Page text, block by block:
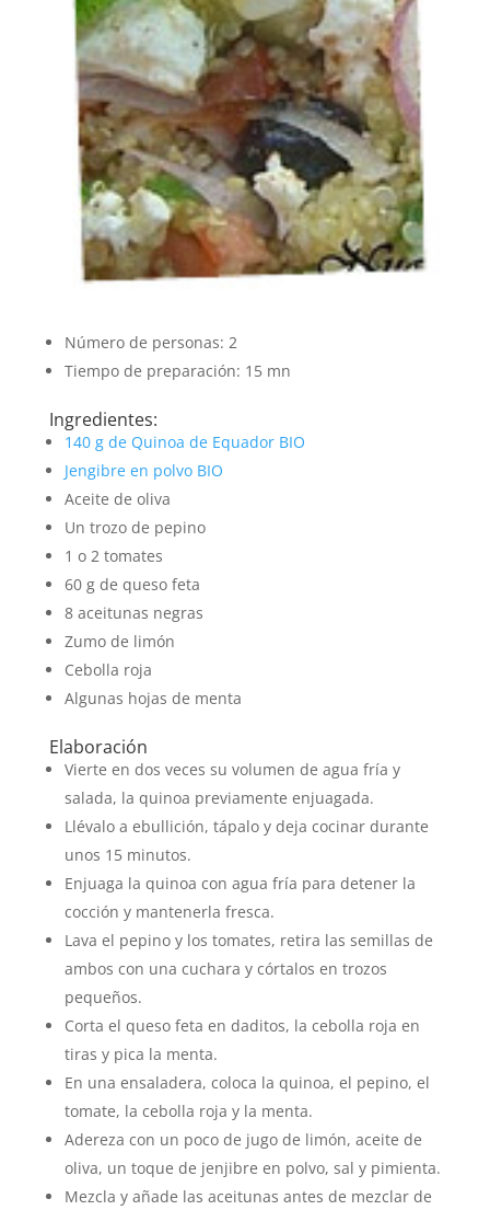
Número de personas: 2
Tiempo de preparación: 15 mn
Ingredientes:
140 g de Quinoa de Equador BIO
Jengibre en polvo BIO
Aceite de oliva
Un trozo de pepino
1 o 2 tomates
60 g de queso feta
8 aceitunas negras
Zumo de limón
Cebolla roja
Algunas hojas de menta
Elaboración
Vierte en dos veces su volumen de agua fría y
salada, la quinoa previamente enjuagada.
Llévalo a ebullición, tápalo y deja cocinar durante
unos 15 minutos.
Enjuaga la quinoa con agua fría para detener la
cocción y mantenerla fresca.
Lava el pepino y los tomates, retira las semillas de
ambos con una cuchara y córtalos en trozos
pequeños.
Corta el queso feta en daditos, la cebolla roja en
tiras y pica la menta.
En una ensaladera, coloca la quinoa, el pepino, el
tomate, la cebolla roja y la menta.
Adereza con un poco de jugo de limón, aceite de
oliva, un toque de jenjibre en polvo, sal y pimienta.
Mezcla y añade las aceitunas antes de mezclar de